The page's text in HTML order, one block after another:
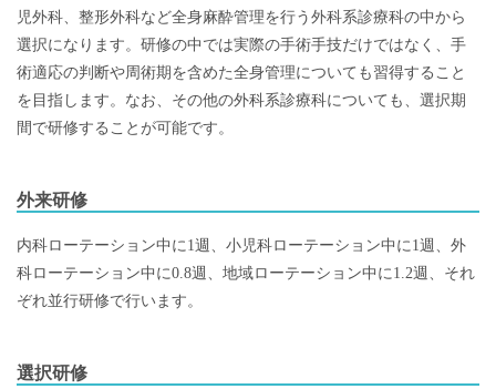
児外科、整形外科など全身麻酔管理を行う外科系診療科の中から
選択になります。研修の中では実際の手術手技だけではなく、手
術適応の判断や周術期を含めた全身管理についても習得すること
を目指します。なお、その他の外科系診療科についても、選択期
間で研修することが可能です。
外来研修
内科ローテーション中に1週、小児科ローテーション中に1週、外
科ローテーション中に0.8週、地域ローテーション中に1.2週、それ
ぞれ並行研修で行います。
選択研修